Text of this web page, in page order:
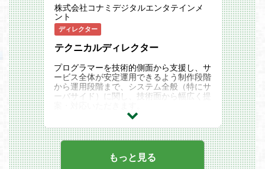
■ゲーム運用の意思決定へプレーヤーが参
加できる(DAO:ユーザー運営機能)
＜開発環境＞
・プログラム言語：Go, Python
・インフラ：Google Cloud Platform(Kube
rnetes Engine, AppEngine, Cloud Run, Sp
anner, BigQuery, Dataflow, Pub/Sub その
他色々）
・Amazon Web Service(EC2, Aurora な
b3の概念は、ゲーム業界にとっても大き
なインパクトを与えました。
しかし、現時点では必ずしもゲームプレー
ヤーが望む状況にはありません。難しいう
えに手間が多く、遊びよりも投資の色合い
が濃いプロジェクトやサービスが多いから
です。
コナミは「web3ゲーム」について、手間
を省き分かりやすい設計をすることで、あ
らゆるゲームプレーヤーにとって使いやす
同時にその仕組みを使った、まったく新し
い体験を提供するゲーム制作も進めていま
す。
株式会社コナミデジタルエンタテインメ
ント
ディレクター
テクニカルディレクター
プログラマーを技術的側面から支援し、サ
ービス全体が安定運用できるよう制作段階
から運用段階まで、システム全般（特にサ
ーバサイド）に関し、技術面から幅広く提
担当チームの課題解決を行い、プロジェク
トでは、必要な技術要件を自ら提案してい
きます。
---------------------------------
どのような役割？もっと見る